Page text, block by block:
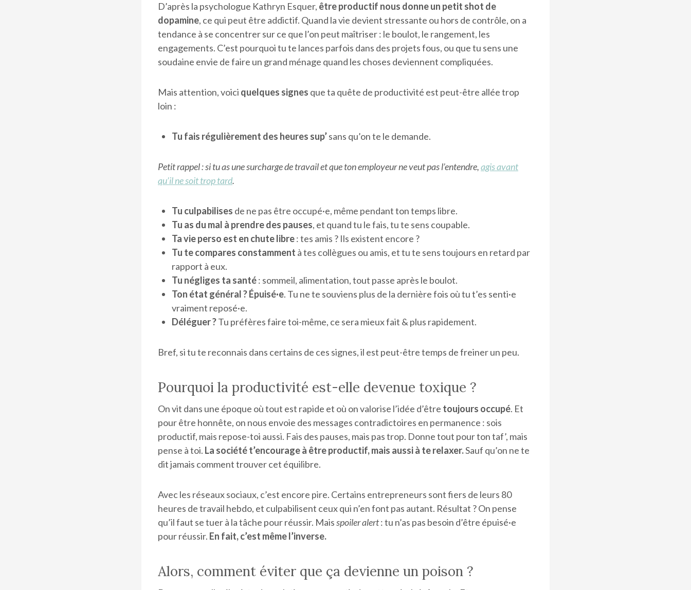
D’après la psychologue Kathryn Esquer, être productif nous donne un petit shot de
dopamine, ce qui peut être addictif. Quand la vie devient stressante ou hors de contrôle, on a
tendance à se concentrer sur ce que l’on peut maîtriser : le boulot, le rangement, les
engagements. C’est pourquoi tu te lances parfois dans des projets fous, ou que tu sens une
soudaine envie de faire un grand ménage quand les choses deviennent compliquées.
Mais attention, voici quelques signes que ta quête de productivité est peut-être allée trop
loin :
Tu fais régulièrement des heures sup’sans qu’on te le demande.
Petit rappel : si tu as une surcharge de travail et que ton employeur ne veut pas l’entendre,agis avant
qu’il ne soit trop tard.
Tu culpabilises de ne pas être occupé·e, même pendant ton temps libre.
Tu as du mal à prendre des pauses, et quand tu le fais, tu te sens coupable.
Ta vie perso est en chute libre: tes amis ? Ils existent encore ?
Tu te compares constamment à tes collègues ou amis, et tu te sens toujours en retard par
rapport à eux.
Tu négliges ta santé: sommeil, alimentation, tout passe après le boulot.
Ton état général ? Épuisé·e. Tu ne te souviens plus de la dernière fois où tu t’es senti·e
vraiment reposé·e.
Déléguer ?Tu préfères faire toi-même, ce sera mieux fait & plus rapidement.
Bref, si tu te reconnais dans certains de ces signes, il est peut-être temps de freiner un peu.
Pourquoi la productivité est-elle devenue toxique ?
On vit dans une époque où tout est rapide et où on valorise l’idée d’être toujours occupé. Et
pour être honnête, on nous envoie des messages contradictoires en permanence : sois
productif, mais repose-toi aussi. Fais des pauses, mais pas trop. Donne tout pour ton taf’, mais
pense à toi. La société t’encourage à être productif, mais aussi à te relaxer.Sauf qu’on ne te
dit jamais comment trouver cet équilibre.
Avec les réseaux sociaux, c’est encore pire. Certains entrepreneurs sont fiers de leurs 80
heures de travail hebdo, et culpabilisent ceux qui n’en font pas autant. Résultat ? On pense
qu’il faut se tuer à la tâche pour réussir. Maisspoiler alert: tu n’as pas besoin d’être épuisé·e
pour réussir. En fait, c’est même l’inverse.
Alors, comment éviter que ça devienne un poison ?